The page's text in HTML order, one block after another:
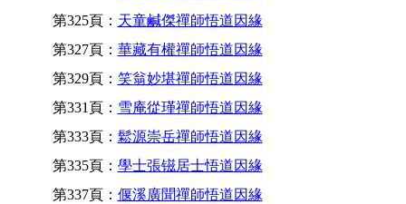
第325頁： 天童鹹傑禪師悟道因緣
第327頁： 華藏有權禪師悟道因緣
第329頁： 笑翁妙堪禪師悟道因緣
第331頁： 雪庵從瑾禪師悟道因緣
第333頁： 鬆源崇岳禪師悟道因緣
第335頁： 學士張镃居士悟道因緣
第337頁： 偃溪廣聞禪師悟道因緣